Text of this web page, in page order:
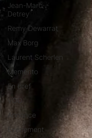
Jean-Marc
Detrey
Remy Dewarrat
Max Borg
Laurent Scherlen
Memento
En bref
VOD
Annonce
Evénement